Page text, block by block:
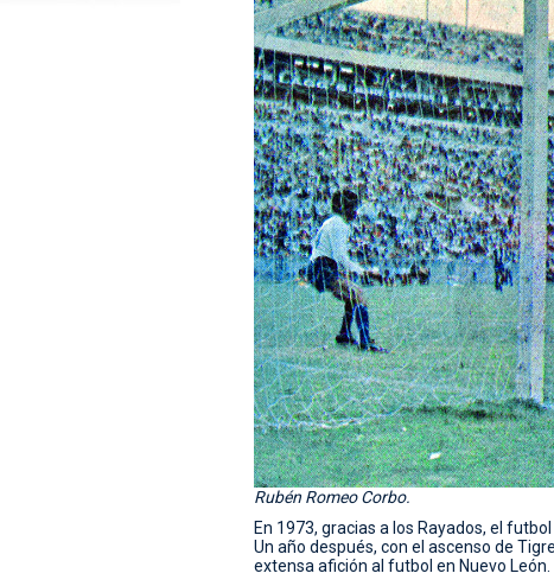
Rubén Romeo Corbo.
En 1973, gracias a los Rayados, el
Un año después, con el ascenso de
extensa afición al futbol en Nuevo León.